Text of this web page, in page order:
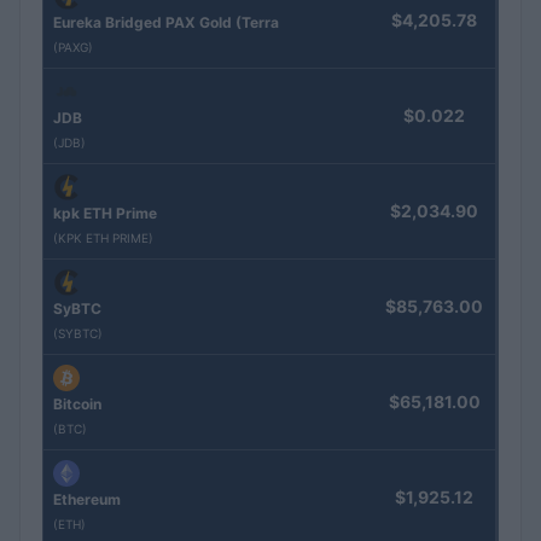
Eureka Bridged PAX Gold (Terra
(PAXG)
$4,205.78
JDB
(JDB)
$0.022
kpk ETH Prime
(KPK ETH PRIME)
$2,034.90
SyBTC
(SYBTC)
$85,763.00
Bitcoin
(BTC)
$65,181.00
Ethereum
(ETH)
$1,925.12